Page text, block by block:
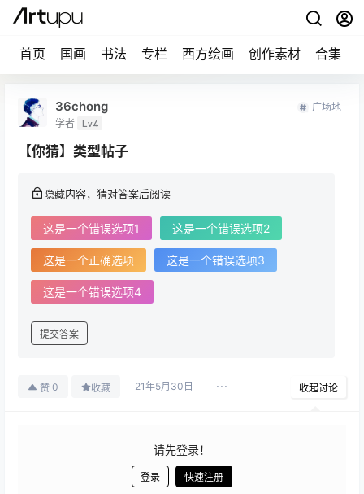
首页 国画 书法 专栏 西方绘画 创作素材 合集
36chong
学者 Lv4
广场地
【你猜】类型帖子
隐藏内容，猜对答案后阅读
这是一个错误选项1 这是一个错误选项2
这是一个正确选项 这是一个错误选项3
这是一个错误选项4
提交答案
赞 0 收藏 21年5月30日 收起讨论
请先登录！
登录 快速注册